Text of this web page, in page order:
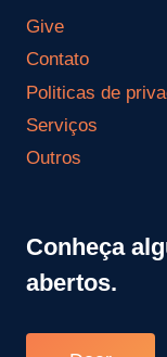
Give
Contato
Politicas de
Serviços
Outros
Conheça
abertos.